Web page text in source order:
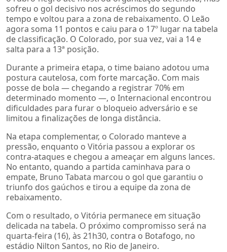
sofreu o gol decisivo nos acréscimos do segundo
tempo e voltou para a zona de rebaixamento. O Leão
agora soma 11 pontos e caiu para o 17º lugar na tabela
de classificação. O Colorado, por sua vez, vai a 14 e
salta para a 13ª posição.
Durante a primeira etapa, o time baiano adotou uma
postura cautelosa, com forte marcação. Com mais
posse de bola — chegando a registrar 70% em
determinado momento —, o Internacional encontrou
dificuldades para furar o bloqueio adversário e se
limitou a finalizações de longa distância.
Na etapa complementar, o Colorado manteve a
pressão, enquanto o Vitória passou a explorar os
contra-ataques e chegou a ameaçar em alguns lances.
No entanto, quando a partida caminhava para o
empate, Bruno Tabata marcou o gol que garantiu o
triunfo dos gaúchos e tirou a equipe da zona de
rebaixamento.
Com o resultado, o Vitória permanece em situação
delicada na tabela. O próximo compromisso será na
quarta-feira (16), às 21h30, contra o Botafogo, no
estádio Nilton Santos, no Rio de Janeiro.